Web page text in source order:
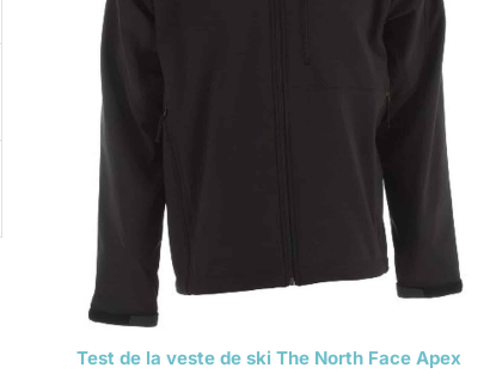
Test de la veste de ski The North Face Apex